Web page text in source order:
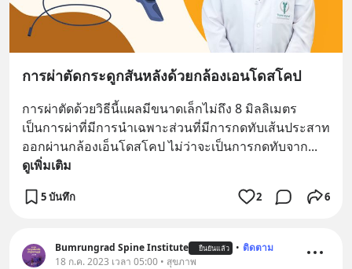
การผ่าตัดกระดูกสันหลังด้วยกล้องเอนโดสโคป
การผ่าตัดด้วยวิธีนี้แผลมีขนาดเล็กไม่ถึง 8 มิลลิเมตร
เป็นการผ่าที่มีการนำเฉพาะส่วนที่มีการกดทับเส้นประสาท
ออกผ่านกล้องเอ็นโดสโคป ไม่ว่าจะเป็นการกดทับจาก...
ดูเพิ่มเติม
5 บันทึก 2 6
Bumrungrad Spine Institute ยืนยันแล้ว • ติดตาม
18 ก.ค. 2023 เวลา 05:00 • สุขภาพ